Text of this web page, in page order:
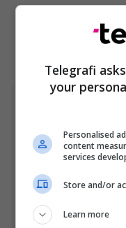
Telegrafi
your
Personalised
content
services
Store and/or
Learn more